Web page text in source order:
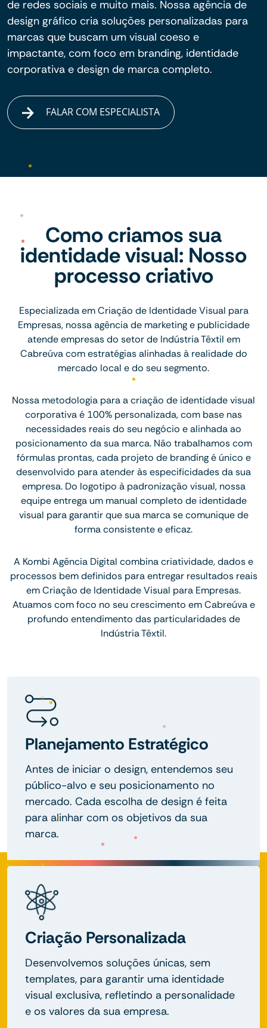
de redes sociais e muito mais. Nossa agência de
design gráfico cria soluções personalizadas para
marcas que buscam um visual coeso e
impactante, com foco em branding, identidade
corporativa e design de marca completo.
FALAR COM ESPECIALISTA
Como criamos sua
identidade visual: Nosso
processo criativo
Especializada em Criação de Identidade Visual para
Empresas, nossa agência de marketing e publicidade
atende empresas do setor de Indústria Têxtil em
Cabreúva com estratégias alinhadas à realidade do
mercado local e do seu segmento.
Nossa metodologia para a criação de identidade visual
corporativa é 100% personalizada, com base nas
necessidades reais do seu negócio e alinhada ao
posicionamento da sua marca. Não trabalhamos com
fórmulas prontas, cada projeto de branding é único e
desenvolvido para atender às especificidades da sua
empresa. Do logotipo à padronização visual, nossa
equipe entrega um manual completo de identidade
visual para garantir que sua marca se comunique de
forma consistente e eficaz.
A Kombi Agência Digital combina criatividade, dados e
processos bem definidos para entregar resultados reais
em Criação de Identidade Visual para Empresas.
Atuamos com foco no seu crescimento em Cabreúva e
profundo entendimento das particularidades de
Indústria Têxtil.
Planejamento Estratégico
Antes de iniciar o design, entendemos seu
público-alvo e seu posicionamento no
mercado. Cada escolha de design é feita
para alinhar com os objetivos da sua
marca.
Criação Personalizada
Desenvolvemos soluções únicas, sem
templates, para garantir uma identidade
visual exclusiva, refletindo a personalidade
e os valores da sua empresa.